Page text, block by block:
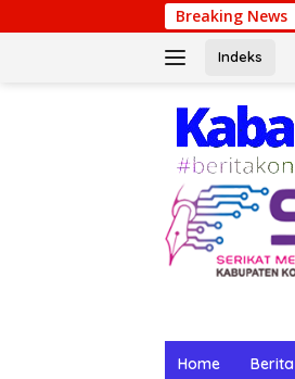
ke
Breaking News
Indeks
Home Berita